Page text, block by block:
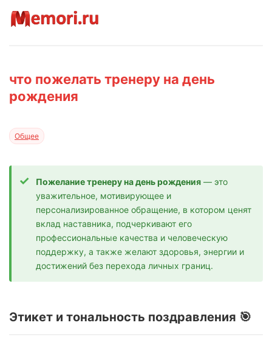
что пожелать тренеру на день
рождения
Общее
Пожелание тренеру на день рождения — это
уважительное, мотивирующее и
персонализированное обращение, в котором ценят
вклад наставника, подчеркивают его
профессиональные качества и человеческую
поддержку, а также желают здоровья, энергии и
достижений без перехода личных границ.
Этикет и тональность поздравления 🎯